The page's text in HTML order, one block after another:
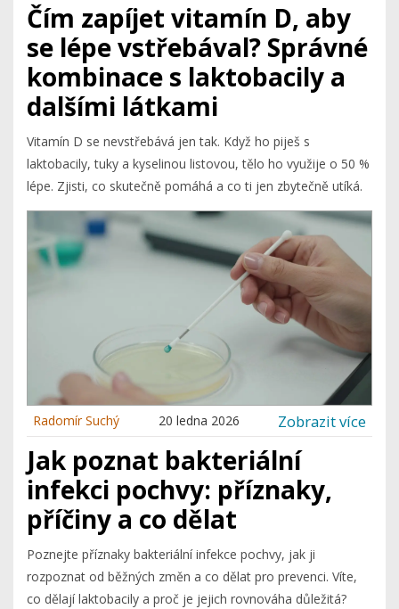
Čím zapíjet vitamín D, aby
se lépe vstřebával? Správné
kombinace s laktobacily a
dalšími látkami
Vitamín D se nevstřebává jen tak. Když ho piješ s
laktobacily, tuky a kyselinou listovou, tělo ho využije o 50 %
lépe. Zjisti, co skutečně pomáhá a co ti jen zbytečně utíká.
Radomír Suchý 20 ledna 2026 Zobrazit více
Jak poznat bakteriální
infekci pochvy: příznaky,
příčiny a co dělat
Poznejte příznaky bakteriální infekce pochvy, jak ji
rozpoznat od běžných změn a co dělat pro prevenci. Víte,
co dělají laktobacily a proč je jejich rovnováha důležitá?